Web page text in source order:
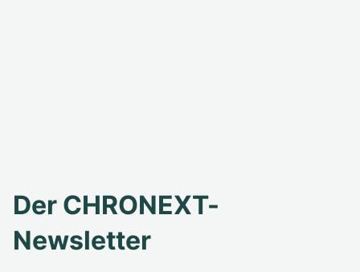
Der CHRONEXT-
Newsletter